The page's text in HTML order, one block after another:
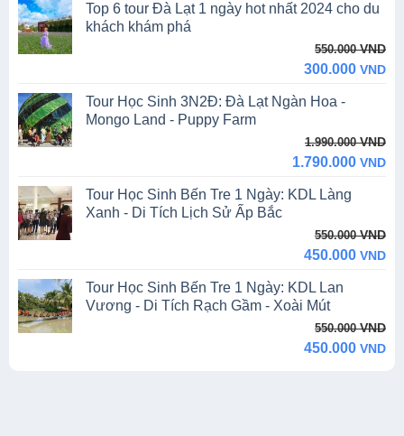
13.390.000 VND.
11.990.000 VND.
Top 6 tour Đà Lạt 1 ngày hot nhất 2024 cho du
khách khám phá
550.000VND
550.000 VND.
300.000 VND
300.000 VND.
Tour Học Sinh 3N2Đ: Đà Lạt Ngàn Hoa -
Mongo Land - Puppy Farm
1.990.000VND
1.990.000 VND.
1.790.000 VND
1.790.000 VND.
Tour Học Sinh Bến Tre 1 Ngày: KDL Làng
Xanh - Di Tích Lịch Sử Ấp Bắc
550.000VND
550.000 VND.
450.000 VND
450.000 VND.
Tour Học Sinh Bến Tre 1 Ngày: KDL Lan
Vương - Di Tích Rạch Gầm - Xoài Mút
550.000VND
450.000 VND